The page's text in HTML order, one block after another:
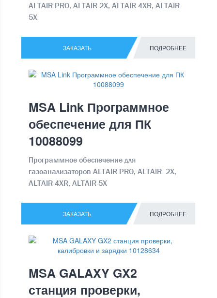
ALTAIR PRO, ALTAIR 2X, ALTAIR 4XR, ALTAIR
5X
ЗАКАЗАТЬ ПОДРОБНЕЕ
MSA Link Программное
обеспечение для ПК
10088099
Программное обеспечение для
газоанализаторов ALTAIR PRO, ALTAIR 2X,
ALTAIR 4XR, ALTAIR 5X
ЗАКАЗАТЬ ПОДРОБНЕЕ
MSA GALAXY GX2
станция проверки,